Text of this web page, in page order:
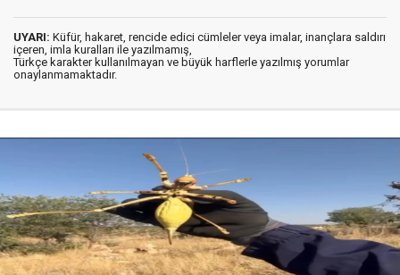
UYARI: Küfür, hakaret, rencide edici cümleler veya imalar, inançlara saldırı
içeren, imla kuralları ile yazılmamış,
Türkçe karakter kullanılmayan ve büyük harflerle yazılmış yorumlar
onaylanmamaktadır.